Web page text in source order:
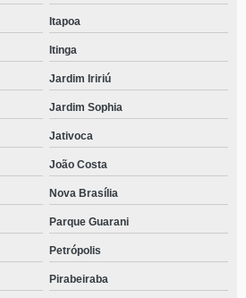
Itapoa
Itinga
Jardim Iririú
Jardim Sophia
Jativoca
João Costa
Nova Brasília
Parque Guarani
Petrópolis
Pirabeiraba